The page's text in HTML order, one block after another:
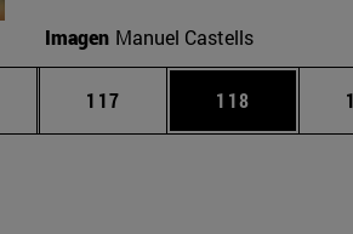
Imagen Manuel Castells
Páginas intermedias Use TAB para
Página
117 Página
118